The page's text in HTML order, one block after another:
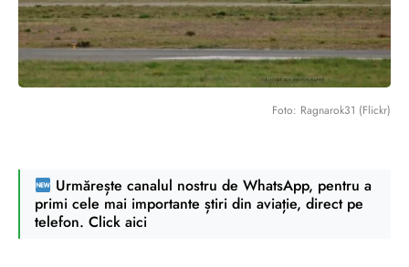
Foto: Ragnarok31 (Flickr)
Urmărește canalul nostru de WhatsApp, pentru a
primi cele mai importante știri din aviație, direct pe
telefon. Click aici